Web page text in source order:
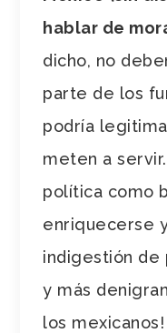
hablar de
dicho, no
parte de los
podría
meten a
política como
enriquecerse
indigestión de
y más
los mexicanos!